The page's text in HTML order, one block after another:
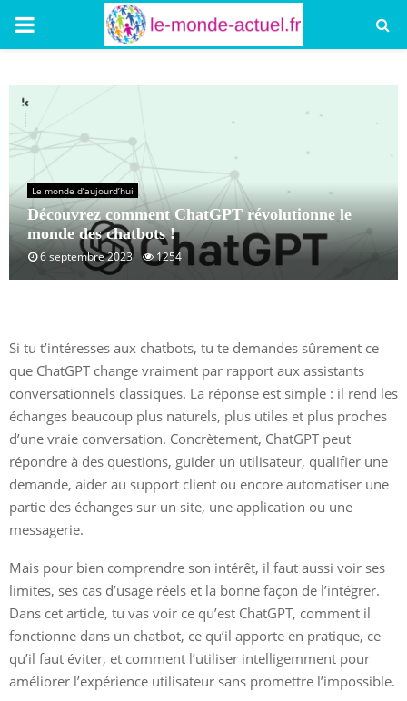
PRIMARY
Le monde d’aujourd’hui
Découvrez comment ChatGPT révolutionne le
monde des chatbots !
6 septembre 2023 1254
Si tu t’intéresses aux chatbots, tu te demandes sûrement ce
que ChatGPT change vraiment par rapport aux assistants
conversationnels classiques. La réponse est simple : il rend les
échanges beaucoup plus naturels, plus utiles et plus proches
d’une vraie conversation. Concrètement, ChatGPT peut
répondre à des questions, guider un utilisateur, qualifier une
demande, aider au support client ou encore automatiser une
partie des échanges sur un site, une application ou une
messagerie.
Mais pour bien comprendre son intérêt, il faut aussi voir ses
limites, ses cas d’usage réels et la bonne façon de l’intégrer.
Dans cet article, tu vas voir ce qu’est ChatGPT, comment il
fonctionne dans un chatbot, ce qu’il apporte en pratique, ce
qu’il faut éviter, et comment l’utiliser intelligemment pour
améliorer l’expérience utilisateur sans promettre l’impossible.